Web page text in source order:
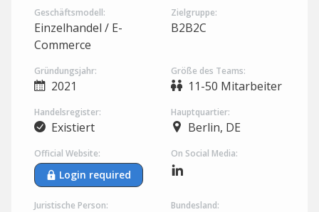
Geschäftsmodell:
Einzelhandel / E-
Commerce
Zielgruppe:
B2B2C
Gründungsjahr:
2021
Größe des Teams:
11-50 Mitarbeiter
Handelsregister:
Existiert
Hauptquartier:
Berlin, DE
Official Website:
Login required
On Social Media:
Juristische Person: Bundesland: